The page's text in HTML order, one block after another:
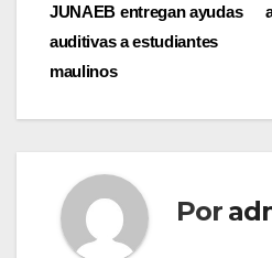
de
entradas
JUNAEB entregan ayudas
auditivas a estudiantes
maulinos
Por